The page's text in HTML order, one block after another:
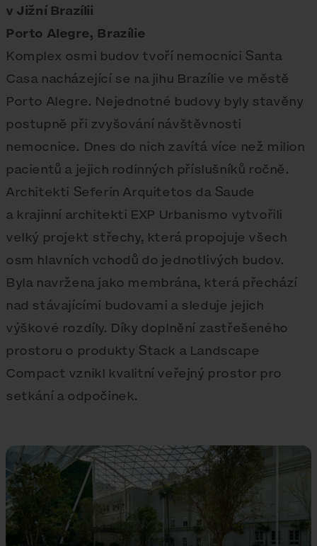
v Jižní Brazílii
Porto Alegre, Brazílie
Komplex osmi budov tvoří nemocnici Santa
Casa nacházející se na jihu Brazílie ve městě
Porto Alegre. Nejednotné budovy byly stavěny
postupně při zvyšování návštěvnosti
nemocnice. Dnes do nich zavítá více než milion
pacientů a jejich rodinných příslušníků ročně.
Architekti Seferin Arquitetos da Saude
a krajinní architekti EXP Urbanismo vytvořili
velký projekt střechy, která propojuje všech
osm hlavních vchodů do jednotlivých budov.
Byla navržena jako membrána, která přechází
nad stávajícími budovami a sleduje jejich
výškové rozdíly. Díky doplnění zastřešeného
prostoru o produkty Stack a Landscape
Compact vznikl kvalitní veřejný prostor pro
setkání a odpočinek.